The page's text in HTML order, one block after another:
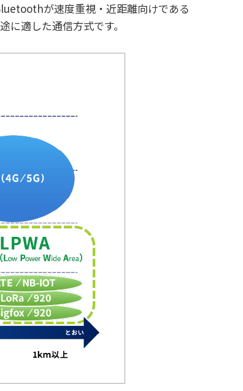
が速度重視・近距離向けである
に適した通信方式です。